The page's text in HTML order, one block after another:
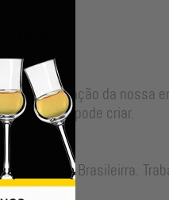
da junção da nossa
pode criar.
Tanoaria Brasileirra.